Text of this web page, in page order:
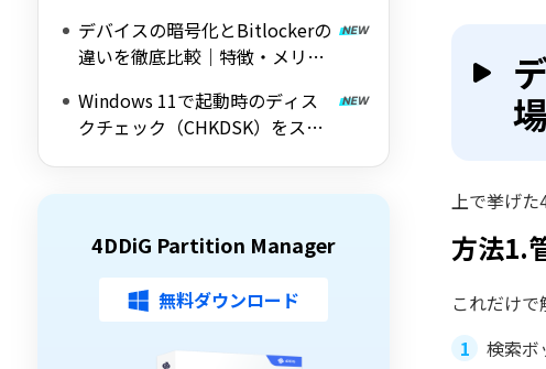
ールを紹介
デバイスの暗号化とBitlockerの
違いを徹底比較｜特徴・メリッ
解説
Windows 11で起動時のディス
クチェック（CHKDSK）をスキ
4DDiG Partition Manager
無料ダウンロード
上で挙げた
方法1.
これだけで
検索ボ